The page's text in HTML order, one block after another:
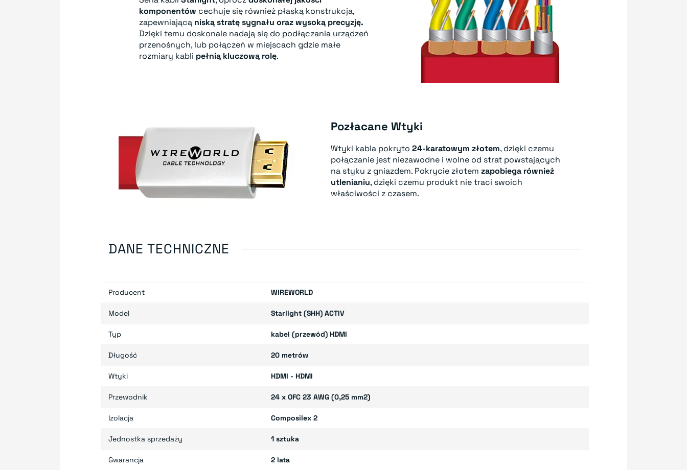
komponentów cechuje się również płaską konstrukcja,
zapewniającą niską stratę sygnału oraz wysoką precyzję.
Dzięki temu doskonale nadają się do podłączania urządzeń
przenośnych, lub połączeń w miejscach gdzie małe
rozmiary kabli pełnią kluczową rolę.
Pozłacane Wtyki
Wtyki kabla pokryto 24-karatowym złotem, dzięki czemu
połączanie jest niezawodne i wolne od strat powstających
na styku z gniazdem. Pokrycie złotem zapobiega również
utlenianiu, dzięki czemu produkt nie traci swoich
właściwości z czasem.
DANE TECHNICZNE
Producent WIREWORLD
Model Starlight (SHH) ACTIV
Typ kabel (przewód) HDMI
Długość 20 metrów
Wtyki HDMI - HDMI
Przewodnik 24 x OFC 23 AWG (0,25 mm2)
Izolacja Composilex 2
Jednostka sprzedaży 1 sztuka
Gwarancja 2 lata